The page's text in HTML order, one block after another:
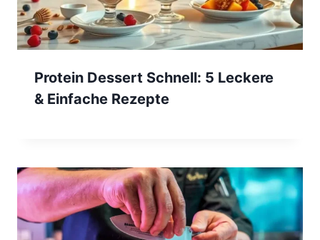
Protein Dessert Schnell: 5 Leckere
& Einfache Rezepte